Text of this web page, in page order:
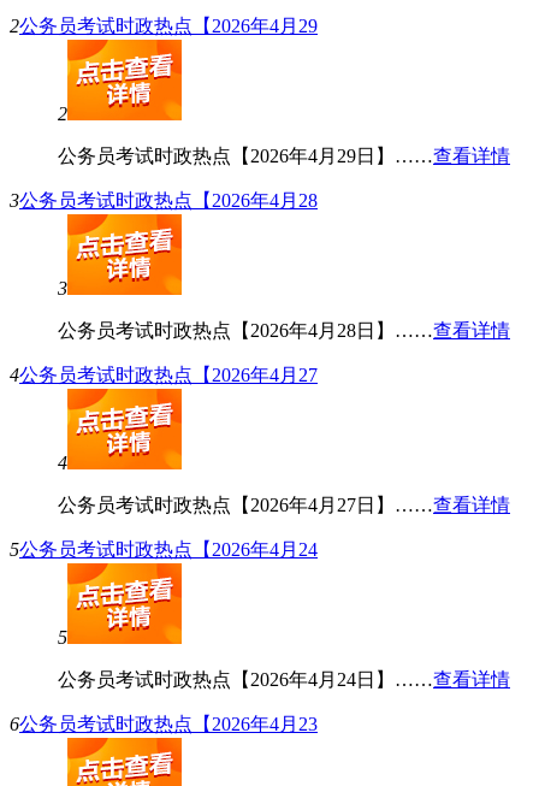
2公务员考试时政热点【2026年4月29
2
公务员考试时政热点【2026年4月29日】……查看详情
3公务员考试时政热点【2026年4月28
3
公务员考试时政热点【2026年4月28日】……查看详情
4公务员考试时政热点【2026年4月27
4
公务员考试时政热点【2026年4月27日】……查看详情
5公务员考试时政热点【2026年4月24
5
公务员考试时政热点【2026年4月24日】……查看详情
6公务员考试时政热点【2026年4月23